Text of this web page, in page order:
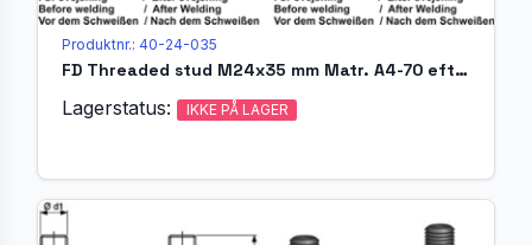
Produktnr.: 40-24-035
FD Threaded stud M24x35 mm Matr. A4-70 efter EN ISO 13918
Lagerstatus: IKKE PÅ LAGER